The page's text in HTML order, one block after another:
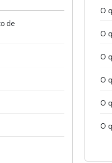
de
O
O
O
O
O
O